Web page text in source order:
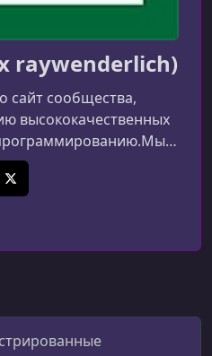
raywenderlich)
сайт сообщества,
высококачественных
книг и
высокого качества в
перед
что каждый
освещение темы.
X (Twitter)